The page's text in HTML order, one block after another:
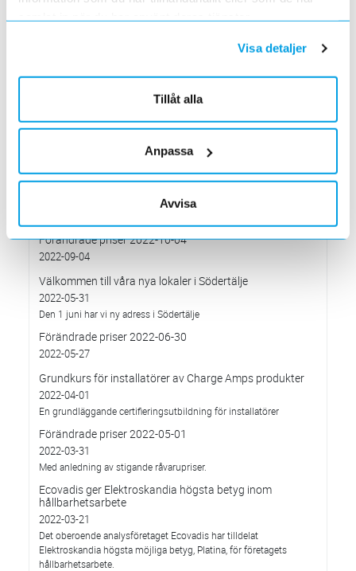
samlat in när du har använt deras tjänster.
Visa detaljer
Tillåt alla
Anpassa
Avvisa
fotbollsturnering för ungdomar
2023-01-20
Elektroskandia Täby flyttar den 31 oktober
Höjd distributionsavgift från 3:e januari 2023
Förändrade priser 2022-10-04
2022-09-04
Välkommen till våra nya lokaler i Södertälje
2022-05-31
Den 1 juni har vi ny adress i Södertälje
Förändrade priser 2022-06-30
2022-05-27
Grundkurs för installatörer av Charge Amps produkter
2022-04-01
En grundläggande certifieringsutbildning för installatörer
Förändrade priser 2022-05-01
2022-03-31
Med anledning av stigande råvarupriser.
Ecovadis ger Elektroskandia högsta betyg inom
hållbarhetsarbete
2022-03-21
Det oberoende analysföretaget Ecovadis har tilldelat
Elektroskandia högsta möjliga betyg, Platina, för företagets
hållbarhetsarbete.